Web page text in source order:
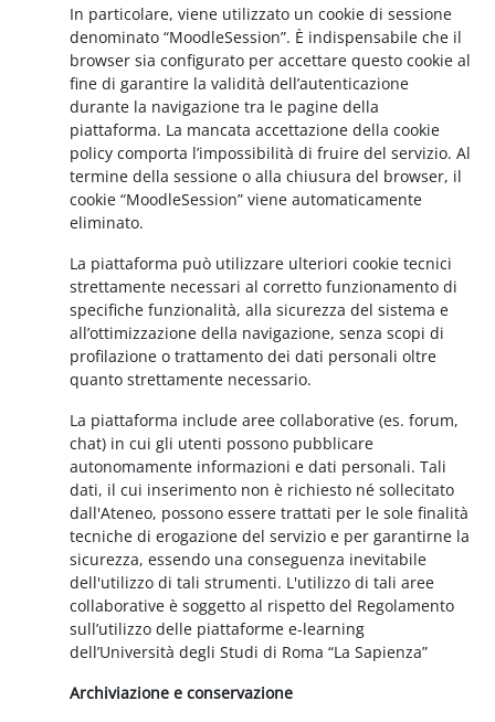
In particolare, viene utilizzato un cookie di sessione
denominato “MoodleSession”. È indispensabile che il
browser sia configurato per accettare questo cookie al
fine di garantire la validità dell’autenticazione
durante la navigazione tra le pagine della
piattaforma. La mancata accettazione della cookie
policy comporta l’impossibilità di fruire del servizio. Al
termine della sessione o alla chiusura del browser, il
cookie “MoodleSession” viene automaticamente
eliminato.
La piattaforma può utilizzare ulteriori cookie tecnici
strettamente necessari al corretto funzionamento di
specifiche funzionalità, alla sicurezza del sistema e
all’ottimizzazione della navigazione, senza scopi di
profilazione o trattamento dei dati personali oltre
quanto strettamente necessario.
La piattaforma include aree collaborative (es. forum,
chat) in cui gli utenti possono pubblicare
autonomamente informazioni e dati personali. Tali
dati, il cui inserimento non è richiesto né sollecitato
dall'Ateneo, possono essere trattati per le sole finalità
tecniche di erogazione del servizio e per garantirne la
sicurezza, essendo una conseguenza inevitabile
dell'utilizzo di tali strumenti. L'utilizzo di tali aree
collaborative è soggetto al rispetto del Regolamento
sull’utilizzo delle piattaforme e-learning
dell’Università degli Studi di Roma “La Sapienza”
Archiviazione e conservazione